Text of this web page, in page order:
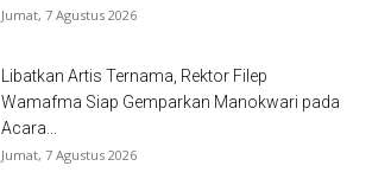
Jumat, 7 Agustus 2026
Libatkan Artis Ternama, Rektor Filep
Wamafma Siap Gemparkan Manokwari pada
Acara...
Jumat, 7 Agustus 2026